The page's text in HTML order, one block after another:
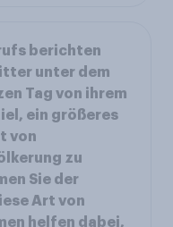
berichten
unter dem
Tag von ihrem
ein größeres
von
zu
Sie der
Art von
helfen dabei,